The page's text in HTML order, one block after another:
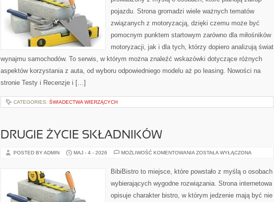
pojazdu. Strona gromadzi wiele ważnych tematów
związanych z motoryzacją, dzięki czemu może być
pomocnym punktem startowym zarówno dla miłośników
motoryzacji, jak i dla tych, którzy dopiero analizują świat
wynajmu samochodów. To serwis, w którym można znaleźć wskazówki dotyczące różnych
aspektów korzystania z auta, od wyboru odpowiedniego modelu aż po leasing. Nowości na
stronie Testy i Recenzje i […]
CATEGORIES: ŚWIADECTWA WIERZĄCYCH
DRUGIE ŻYCIE SKŁADNIKÓW
POSTED BY ADMIN MAJ - 4 - 2026 MOŻLIWOŚĆ KOMENTOWANIA DRUGIE
ZOSTAŁA WYŁĄCZONA
BibiBistro to miejsce, które powstało z myślą o osobach
wybierających wygodne rozwiązania. Strona internetowa
opisuje charakter bistro, w którym jedzenie mają być nie